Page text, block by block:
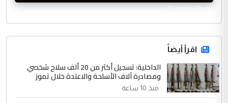
CurrencyRate
اقرأ أيضاً
الداخلية: تسجيل أكثر من 20 ألف سلاح شخصي
ومصادرة آلاف الأسلحة والاعتدة خلال تموز
منذ 10 ساعة